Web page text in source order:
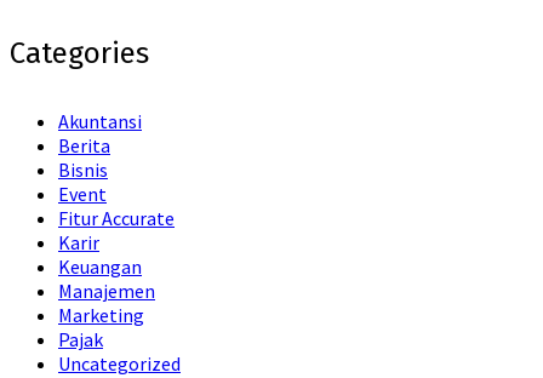
Categories
Akuntansi
Berita
Bisnis
Event
Fitur Accurate
Karir
Keuangan
Manajemen
Marketing
Pajak
Uncategorized